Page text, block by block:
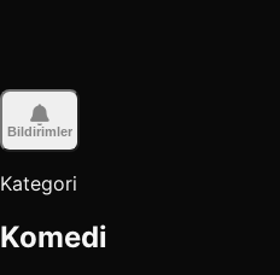
Bildirimler
Kategori
Komedi